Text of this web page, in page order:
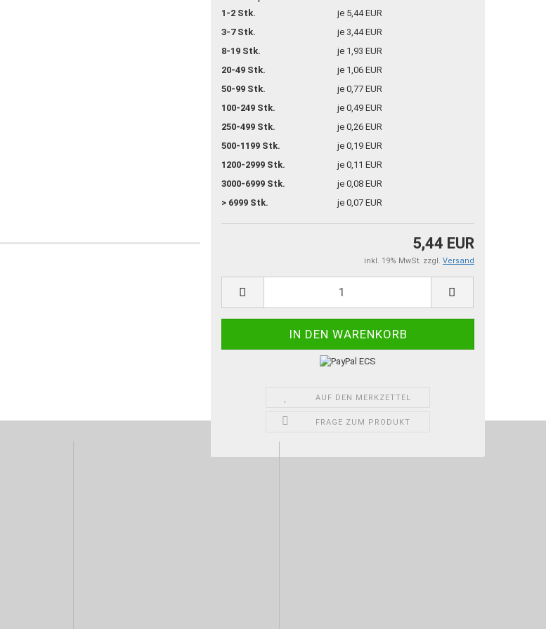
1-2 Stk.
je 5,44 EUR
3-7 Stk.
je 3,44 EUR
8-19 Stk.
je 1,93 EUR
20-49 Stk.
je 1,06 EUR
50-99 Stk.
je 0,77 EUR
100-249 Stk.
je 0,49 EUR
250-499 Stk.
je 0,26 EUR
500-1199 Stk.
je 0,19 EUR
1200-2999 Stk.
je 0,11 EUR
3000-6999 Stk.
je 0,08 EUR
> 6999 Stk.
je 0,07 EUR
5,44 EUR
inkl. 19% MwSt. zzgl. Versand
AUF DEN MERKZETTEL
FRAGE ZUM PRODUKT